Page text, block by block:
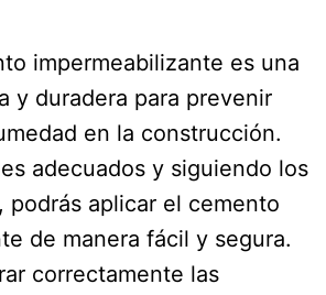
impermeabilizante es una
y duradera para prevenir
en la construcción.
adecuados y siguiendo los
podrás aplicar el cemento
de manera fácil y segura.
correctamente las